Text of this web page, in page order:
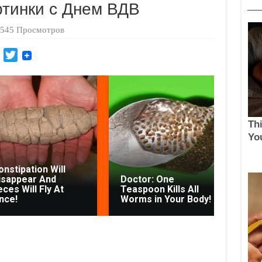
с Днем ВДВ
545 Просмотров
M
l
R
T
i
t
e
r
Will
And
Will Fly At
Doctor: One
Teaspoon Kills All
Worms in Your Body!